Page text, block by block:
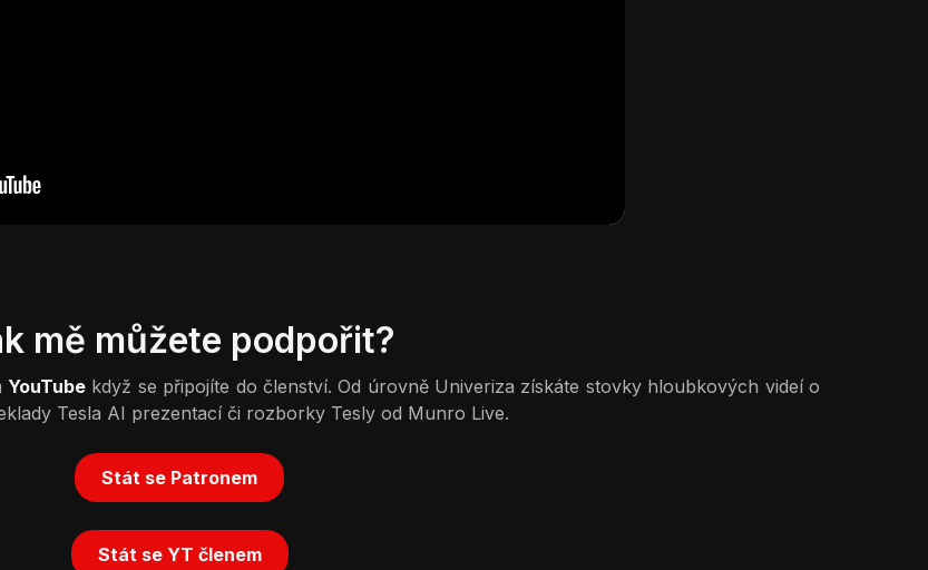
mě můžete podpořit?
YouTube když se připojíte do členství. Od úrovně Univeriza získáte stovky hloubkových videí o
Tesla AI prezentací či rozborky Tesly od Munro Live.
Stát se Patronem
Stát se YT členem